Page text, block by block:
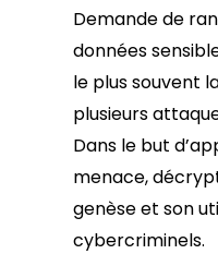
Demande de
données
le plus souvent
plusieurs
Dans le but
menace,
genèse et son
cybercriminels.